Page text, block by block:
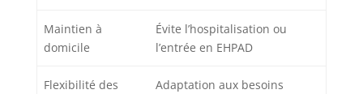
Maintien à
domicile
Évite l’hospitalisation ou
l’entrée en EHPAD
Flexibilité des
Adaptation aux besoins